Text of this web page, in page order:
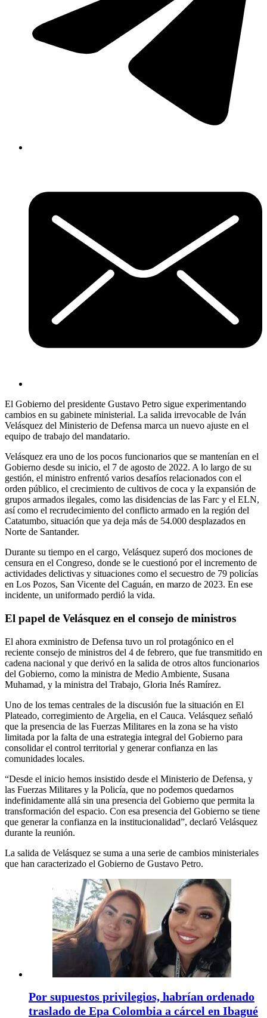
El Gobierno del presidente Gustavo Petro sigue experimentando
cambios en su gabinete ministerial. La salida irrevocable de Iván
Velásquez del Ministerio de Defensa marca un nuevo ajuste en el
equipo de trabajo del mandatario.
Velásquez era uno de los pocos funcionarios que se mantenían en el
Gobierno desde su inicio, el 7 de agosto de 2022. A lo largo de su
gestión, el ministro enfrentó varios desafíos relacionados con el
orden público, el crecimiento de cultivos de coca y la expansión de
grupos armados ilegales, como las disidencias de las Farc y el ELN,
así como el recrudecimiento del conflicto armado en la región del
Catatumbo, situación que ya deja más de 54.000 desplazados en
Norte de Santander.
Durante su tiempo en el cargo, Velásquez superó dos mociones de
censura en el Congreso, donde se le cuestionó por el incremento de
actividades delictivas y situaciones como el secuestro de 79 policías
en Los Pozos, San Vicente del Caguán, en marzo de 2023. En ese
incidente, un uniformado perdió la vida.
El papel de Velásquez en el consejo de ministros
El ahora exministro de Defensa tuvo un rol protagónico en el
reciente consejo de ministros del 4 de febrero, que fue transmitido en
cadena nacional y que derivó en la salida de otros altos funcionarios
del Gobierno, como la ministra de Medio Ambiente, Susana
Muhamad, y la ministra del Trabajo, Gloria Inés Ramírez.
Uno de los temas centrales de la discusión fue la situación en El
Plateado, corregimiento de Argelia, en el Cauca. Velásquez señaló
que la presencia de las Fuerzas Militares en la zona se ha visto
limitada por la falta de una estrategia integral del Gobierno para
consolidar el control territorial y generar confianza en las
comunidades locales.
“Desde el inicio hemos insistido desde el Ministerio de Defensa, y
las Fuerzas Militares y la Policía, que no podemos quedarnos
indefinidamente allá sin una presencia del Gobierno que permita la
transformación del espacio. Con esa presencia del Gobierno se tiene
que generar la confianza en la institucionalidad”, declaró Velásquez
durante la reunión.
La salida de Velásquez se suma a una serie de cambios ministeriales
que han caracterizado el Gobierno de Gustavo Petro.
Por supuestos privilegios, habrían ordenado
traslado de Epa Colombia a cárcel en Ibagué